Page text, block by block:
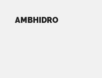
AMBHIDRO